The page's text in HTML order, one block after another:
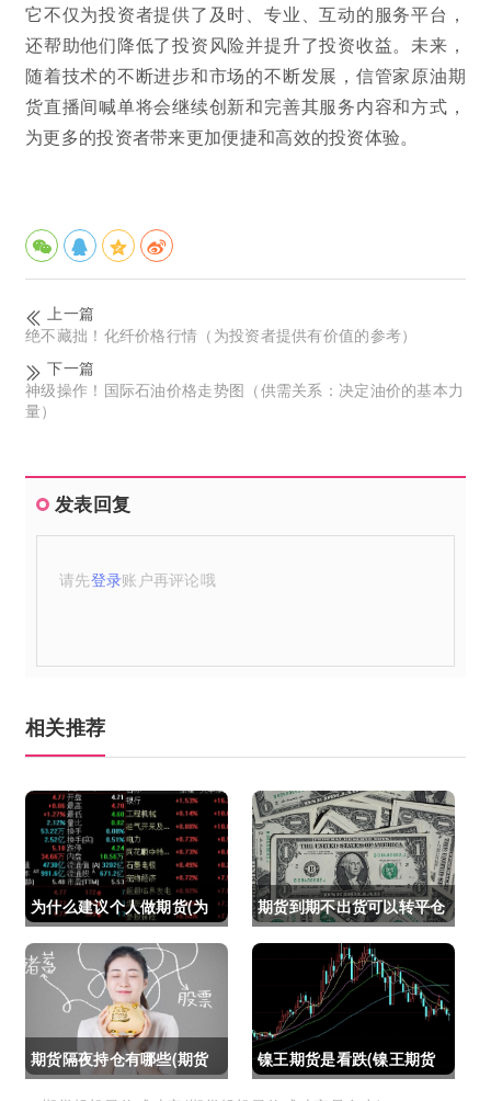
它不仅为投资者提供了及时、专业、互动的服务平台，
还帮助他们降低了投资风险并提升了投资收益。未来，
随着技术的不断进步和市场的不断发展，信管家原油期
货直播间喊单将会继续创新和完善其服务内容和方式，
为更多的投资者带来更加便捷和高效的投资体验。
上一篇
绝不藏拙！化纤价格行情（为投资者提供有价值的参考）
下一篇
神级操作！国际石油价格走势图（供需关系：决定油价的基本力
量）
发表回复
请先登录账户再评论哦
相关推荐
为什么建议个人做期货(为
什么建议个人做期货交易)
期货到期不出货可以转平仓
吗吗(期货如果到期不平仓
怎么办)
期货隔夜持仓有哪些(期货
镍王期货是看跌(镍王期货